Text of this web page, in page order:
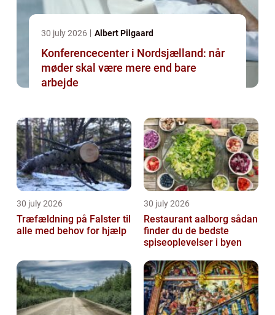
30 july 2026 Albert Pilgaard
Konferencecenter i Nordsjælland: når
møder skal være mere end bare
arbejde
30 july 2026
Træfældning på Falster til
alle med behov for hjælp
30 july 2026
Restaurant aalborg sådan
finder du de bedste
spiseoplevelser i byen